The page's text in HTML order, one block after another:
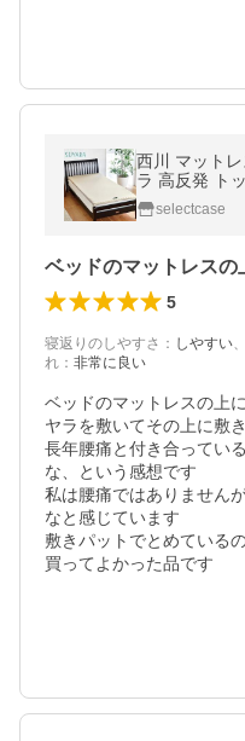
西川 マット
ラ 高反発 ト
圧縮 オーバ
-10623
selectcase
5
寝返りのしやすさ ： しやすい、
れ ： 非常に良い
ベッドのマットレスの上
ヤラを敷いてその上に敷
長年腰痛と付き合ってい
な、という感想です
私は腰痛ではありません
なと感じています
敷きパットでとめている
買ってよかった品です